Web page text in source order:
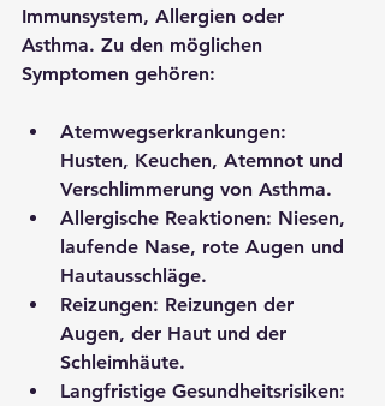
Immunsystem, Allergien oder
Asthma. Zu den möglichen
Symptomen gehören:
Atemwegserkrankungen:
Husten, Keuchen, Atemnot und
Verschlimmerung von Asthma.
Allergische Reaktionen: Niesen,
laufende Nase, rote Augen und
Hautausschläge.
Reizungen: Reizungen der
Augen, der Haut und der
Schleimhäute.
Langfristige Gesundheitsrisiken: